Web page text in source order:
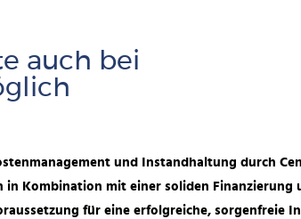
auch bei
und Instandhaltung durch
Kombination mit einer soliden Finanzierung
für eine erfolgreiche, sorgenfreie